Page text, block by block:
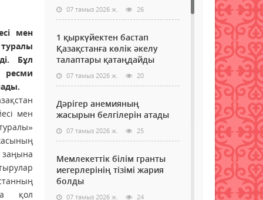
мен
Бұл
мен
қол
07 тамыз 2026 ж. 26
1 қыркүйектен бастап
Қазақстанға көлік әкелу
талаптары қатаңдайды
07 тамыз 2026 ж. 20
Дәрігер анемияның
жасырын белгілерін атады
07 тамыз 2026 ж. 25
Мемлекеттік білім гранты
иегерлерінің тізімі жария
болды
07 тамыз 2026 ж. 24